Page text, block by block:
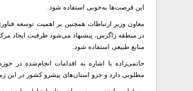
این فرصت‌ها به‌خوبی استفاده شود.
معاون وزیر ارتباطات همچنین بر اهمیت توسعه
در منطقه زاگرس، پیشنهاد می‌شود ظرفیت ایجاد
منابع طبیعی استفاده شود.
حاتمی‌زاده با اشاره به اقدامات انجام‌شده در
مطلوبی دارد و جزو استان‌های پیشرو کشور در این